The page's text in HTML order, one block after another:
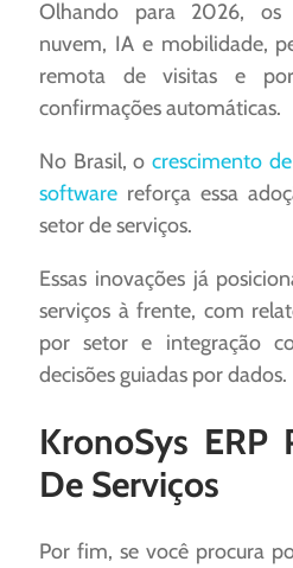
Olhando para 2026, os
nuvem, IA e mobilidade,
remota de visitas e
confirmações automáticas.
No Brasil, o crescimento
software reforça essa
setor de serviços.
Essas inovações já
serviços à frente, com
por setor e integração
decisões guiadas por dados.
KronoSys ERP
De Serviços
Por fim, se você procura